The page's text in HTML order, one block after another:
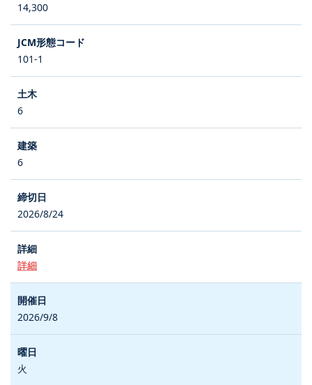
14,300
101-1
6
6
2026/8/24
詳細
2026/9/8
火